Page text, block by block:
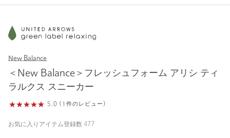
New Balance
＜New Balance＞フレッシュフォーム アリシ ティ
ラルクス スニーカー
5.0 (1件のレビュー)
お気に入りアイテム登録数 477